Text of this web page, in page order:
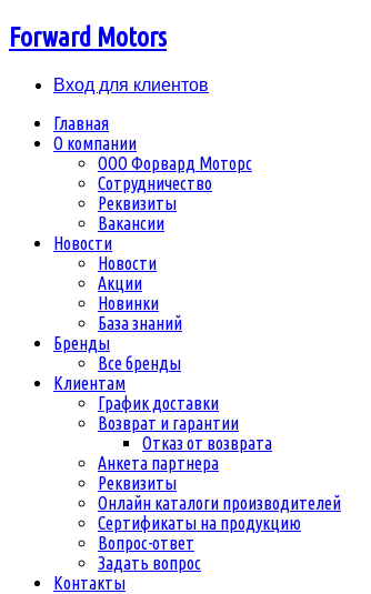
Forward Motors
Вход для клиентов
Главная
О компании
ООО Форвард Моторс
Сотрудничество
Реквизиты
Вакансии
Новости
Новости
Акции
Новинки
База знаний
Бренды
Все бренды
Клиентам
График доставки
Возврат и гарантии
Отказ от возврата
Анкета партнера
Реквизиты
Онлайн каталоги производителей
Сертификаты на продукцию
Вопрос-ответ
Задать вопрос
Контакты